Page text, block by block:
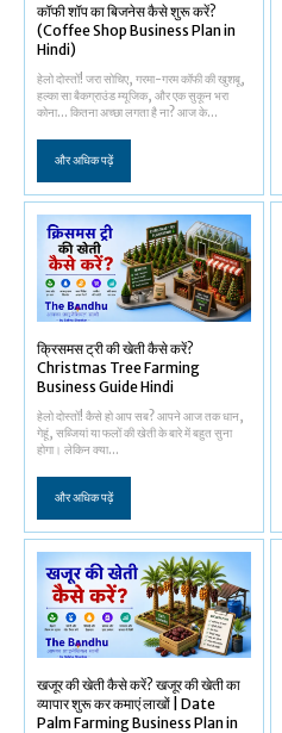
कॉफी शॉप का बिजनेस कैसे शुरू करें?
(Coffee Shop Business Plan in
Hindi)
हेलो दोस्तों! जरा सोचिए, गरमा-गरम कॉफी की खुशबू,
हल्का सा बैकग्राउंड म्यूजिक, और एक सुकून भरा
कोना... कितना अच्छा लगता है ना? आज के...
और अधिक पढ़ें
क्रिसमस ट्री की खेती कैसे करें?
Christmas Tree Farming
Business Guide Hindi
हेलो दोस्तों! कैसे हो आप सब? आपने आज तक धान,
गेहूं, सब्जियां या फलों की खेती के बारे में बहुत सुना
होगा। लेकिन क्या...
और अधिक पढ़ें
खजूर की खेती कैसे करें? खजूर की खेती का
व्यापार शुरू कर कमाएं लाखों | Date
Palm Farming Business Plan in